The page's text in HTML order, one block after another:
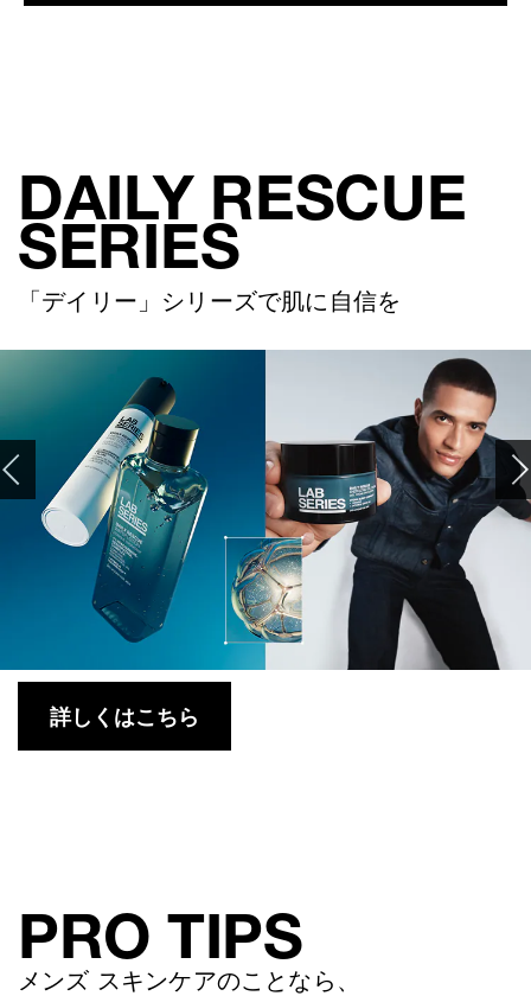
DAILY RESCUE
SERIES
「デイリー」シリーズで肌に自信を
詳しくはこちら​
PRO TIPS
メンズ スキンケアのことなら、